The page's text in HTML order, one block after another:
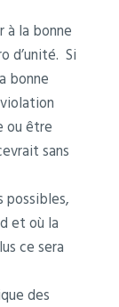
à la bonne
d’unité. Si
bonne
ou être
sans
possibles,
et où la
ce sera
des